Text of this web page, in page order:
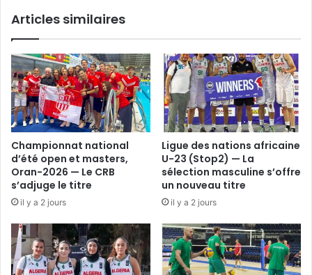
Noir
Articles similaires
Championnat national
d’été open et masters,
Oran-2026 — Le CRB
s’adjuge le titre
il y a 2 jours
Ligue des nations africaine
U-23 (Stop2) — La
sélection masculine s’offre
un nouveau titre
il y a 2 jours